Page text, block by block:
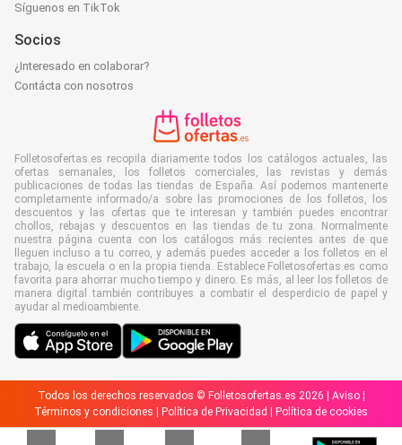
Síguenos en TikTok
Socios
¿Interesado en colaborar?
Contácta con nosotros
Folletosofertas.es recopila diariamente todos los catálogos actuales, las
ofertas semanales, los folletos comerciales, las revistas y demás
publicaciones de todas las tiendas de España. Así podemos mantenerte
completamente informado/a sobre las promociones de los folletos, los
descuentos y las ofertas que te interesan y también puedes encontrar
chollos, rebajas y descuentos en las tiendas de tu zona. Normalmente
nuestra página cuenta con los catálogos más recientes antes de que
lleguen incluso a tu correo, y además puedes acceder a los folletos en el
trabajo, la escuela o en la propia tienda. Establece Folletosofertas.es como
favorita para ahorrar mucho tiempo y dinero. Es más, al leer los folletos de
manera digital también contribuyes a combatir el desperdicio de papel y
ayudar al medioambiente.
Todos los derechos reservados © Folletosofertas.es 2026 | Aviso|
Términos y condiciones
Política de Privacidad Política de cookies